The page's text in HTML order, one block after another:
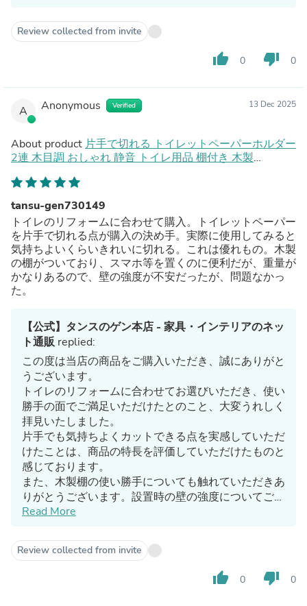
Review collected from invite
thumb_up 0 thumb_down 0
A Anonymous Verified 13 Dec 2025
About product 片手で切れる トイレットペーパーホルダー
2連 木目調 おしゃれ 静音 トイレ用品 棚付き 木製
tansu-gen730149
トイレのリフォームに合わせて購入。トイレットペーパー
を片手で切れる点が購入の決め手。実際に使用してみると
気持ちよいくらいきれいに切れる。これは優れもの。木製
の棚がついており、スマホ等を置くのに便利だが、重量が
かなりあるので、壁の強度が不安だったが、問題なかっ
た。
【公式】タンスのゲン本店 - 家具・インテリアのネッ
ト通販replied:
この度は当店の商品をご購入いただき、誠にありがと
うございます。
トイレのリフォームに合わせてお選びいただき、使い
勝手の面でご満足いただけたとのこと、大変うれしく
拝見いたしました。
片手でも気持ちよくカットできる点を実感していただ
けたことは、商品の特長を評価していただけたものと
感じております。
また、木製棚の使い勝手についても触れていただきあ
りがとうございます。設置時の壁の強度についてご不
安があった中、問題なくお使いいただけているとのこ
今後も、日常の中で「選んでよかった」と感じていた
だける商品をお届けできるよう努めてまいります。
引き続き当店をご愛顧いただけましたら幸いです。
Read More
Review collected from invite
thumb_up 0 thumb_down 0